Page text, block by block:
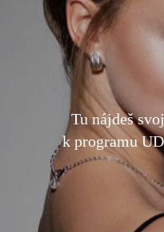
Tu nájdeš
k programu